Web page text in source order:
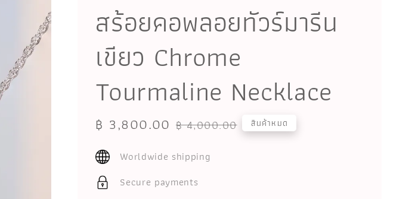
สร้อยคอพลอยทัวร์มารีน
เขียว Chrome
Tourmaline Necklace
Sale
price
฿ 3,800.00 Regular
฿ 4,000.00 สินค้าหมด
Worldwide shipping
Secure payments